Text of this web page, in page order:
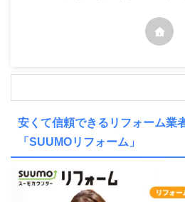
安くて信頼できるリフォーム業
「SUUMOリフォーム」